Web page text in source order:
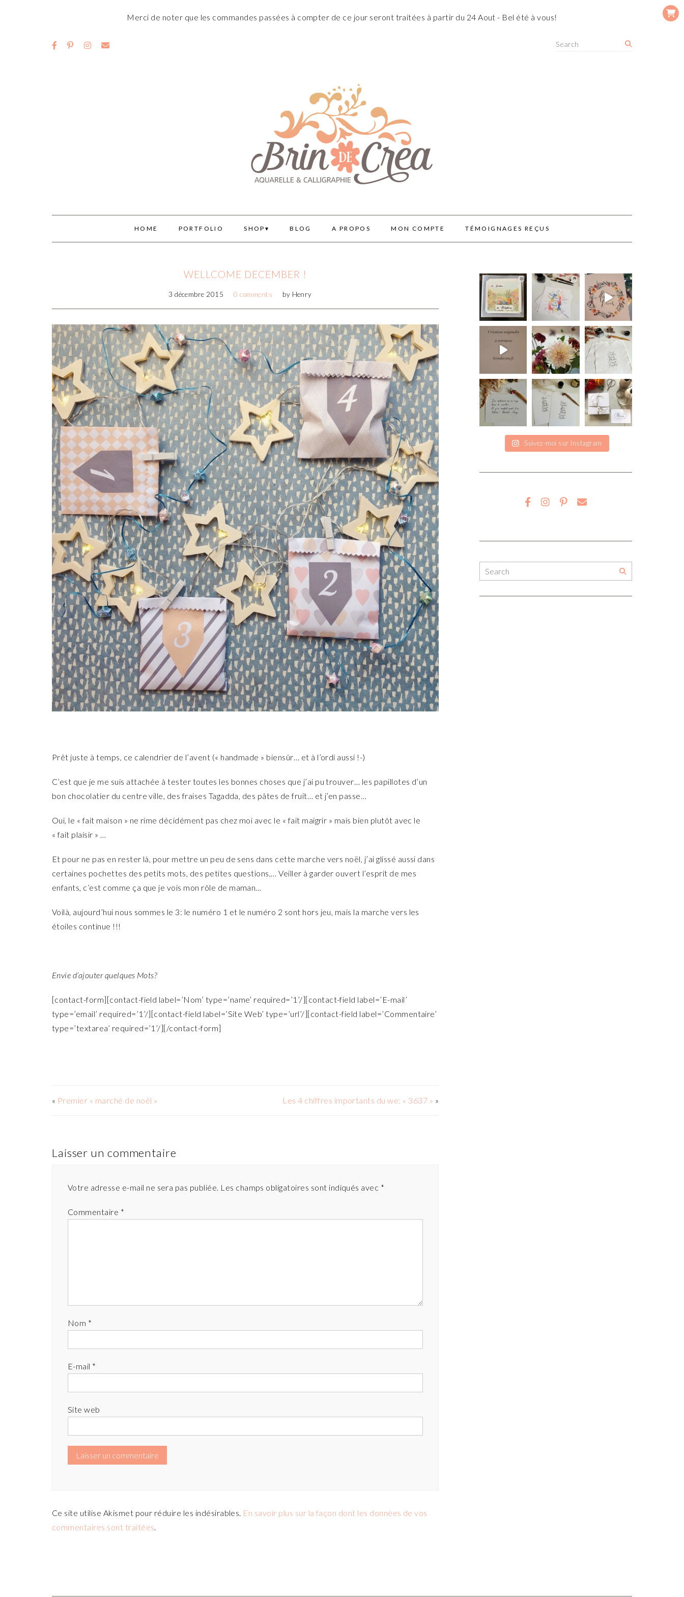
Merci de noter que les commandes passées à compter de ce jour seront traitées à partir du 24 Aout - Bel été à vous!
HOME PORTFOLIO SHOP BLOG A PROPOS MON COMPTE TÉMOIGNAGES REÇUS
WELLCOME DECEMBER !
3 décembre 2015 0 comments by Henry
Prêt juste à temps, ce calendrier de l’avent (« handmade » biensûr… et à l’ordi aussi !-)
C’est que je me suis attachée à tester toutes les bonnes choses que j’ai pu trouver… les papillotes d’un
bon chocolatier du centre ville, des fraises Tagadda, des pâtes de fruit… et j’en passe…
Oui, le « fait maison » ne rime décidément pas chez moi avec le « fait maigrir » mais bien plutôt avec le
« fait plaisir » …
Et pour ne pas en rester là, pour mettre un peu de sens dans cette marche vers noël, j’ai glissé aussi dans
certaines pochettes des petits mots, des petites questions,… Veiller à garder ouvert l’esprit de mes
enfants, c’est comme ça que je vois mon rôle de maman…
Voilà, aujourd’hui nous sommes le 3: le numéro 1 et le numéro 2 sont hors jeu, mais la marche vers les
étoiles continue !!!
Envie d’ajouter quelques Mots?
[contact-form][contact-field label=’Nom’ type=’name’ required=’1’/][contact-field label=’E-mail’
type=’email’ required=’1’/][contact-field label=’Site Web’ type=’url’/][contact-field label=’Commentaire’
type=’textarea’ required=’1’/][/contact-form]
« Premier « marché de noël » Les 4 chiffres importants du we: « 3637 » »
Laisser un commentaire
Votre adresse e-mail ne sera pas publiée. Les champs obligatoires sont indiqués avec *
Commentaire *
Nom *
E-mail *
Site web
Ce site utilise Akismet pour réduire les indésirables. En savoir plus sur la façon dont les données de vos
commentaires sont traitées.
Suivez-moi sur Instagram